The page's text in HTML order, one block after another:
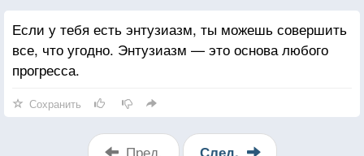
Если у тебя есть энтузиазм, ты можешь совершить
все, что угодно. Энтузиазм — это основа любого
прогресса.
Сохранить
Пред. След.